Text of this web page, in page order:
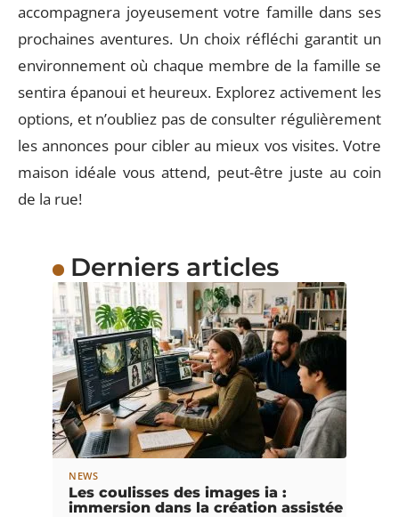
accompagnera joyeusement votre famille dans ses
prochaines aventures. Un choix réfléchi garantit un
environnement où chaque membre de la famille se
sentira épanoui et heureux. Explorez activement les
options, et n’oubliez pas de consulter régulièrement
les annonces pour cibler au mieux vos visites. Votre
maison idéale vous attend, peut-être juste au coin
de la rue!
Derniers articles
NEWS
Les coulisses des images ia :
immersion dans la création assistée